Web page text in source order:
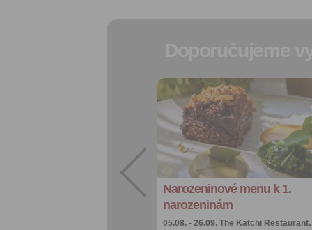
Narozeninové menu k 1.
narozeninám
05.08. - 26.09. The Katchi
Přidat do
oblíbených
Sdílet:
Facebook
export do
kalendáře
Více výhod pro
přihlášené